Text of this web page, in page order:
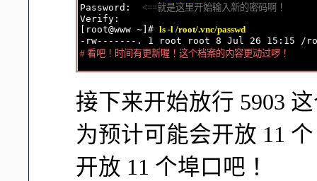
Password: <==就是这里开始输入新的密码啊！
Verify:
[root@www ~]# ls -l /root/.vnc/passwd
# 看吧！时间有更新喔！这个档案的内容更动过啰！
接下来开始放行 5903
为预计可能会开放 11
开放 11 个埠口吧！